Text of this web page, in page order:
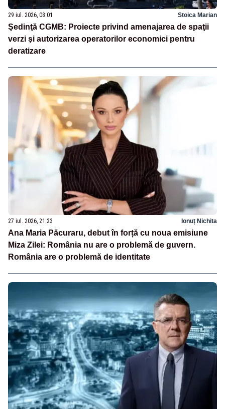
29 iul. 2026, 08:01 Stoica Marian
Şedinţă CGMB: Proiecte privind amenajarea de spaţii
verzi şi autorizarea operatorilor economici pentru
deratizare
27 iul. 2026, 21:23 Ionuț Nichita
Ana Maria Păcuraru, debut în forță cu noua emisiune
Miza Zilei: România nu are o problemă de guvern.
România are o problemă de identitate